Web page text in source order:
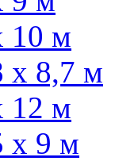
10 м
х 8,7 м
12 м
х 9 м